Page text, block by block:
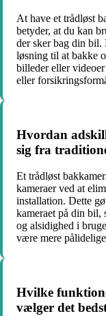
At have et trådløst
betyder, at du kan
der sker bag din
løsning til at bakke
billeder eller
eller
Hvordan
sig fra
Et trådløst
kameraer ved at
installation. Dette
kameraet på din bil,
og alsidighed i
være mere
Hvilke
vælger det